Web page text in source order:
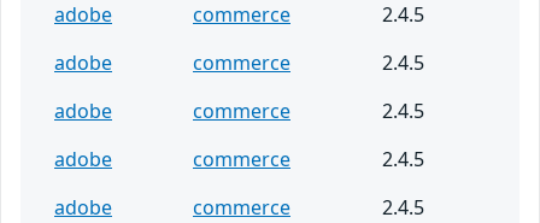
adobe
commerce
2.4.5
adobe
commerce
2.4.5
adobe
commerce
2.4.5
adobe
commerce
2.4.5
adobe
commerce
2.4.5